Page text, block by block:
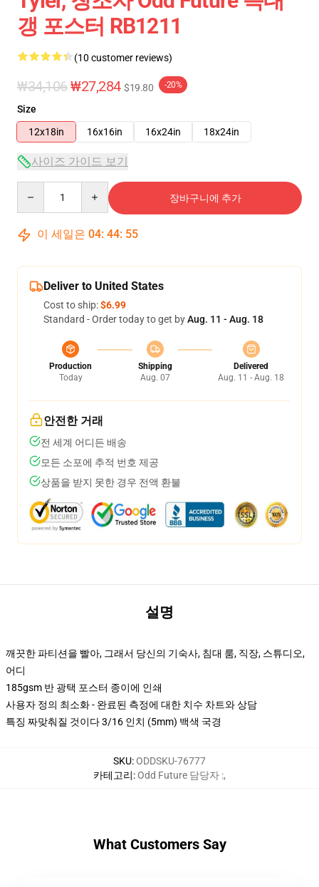
갱 포스터 RB1211
(10 customer reviews)
₩34,106₩27,284 $19.80 -20%
Size
12x18in
16x16in 16x24in 18x24in
사이즈 가이드 보기
장바구니에 추가
이 세일은 04: 44: 54
Deliver to United States
Cost to ship:$6.99
Standard - Order today to get byAug. 11 - Aug. 18
Production
Today
Shipping
Aug. 07
Delivered
Aug. 11 - Aug. 18
안전한 거래
전 세계 어디든 배송
모든 소포에 추적 번호 제공
상품을 받지 못한 경우 전액 환불
설명
깨끗한 파티션을 빨아, 그래서 당신의 기숙사, 침대 룸, 직장, 스튜디오,
어디
185gsm 반 광택 포스터 종이에 인쇄
사용자 정의 최소화 - 완료된 측정에 대한 치수 차트와 상담
특징 짜맞춰질 것이다 3/16 인치 (5mm) 백색 국경
SKU:ODDSKU-76777
카테고리:Odd Future 담당자 :,
What Customers Say